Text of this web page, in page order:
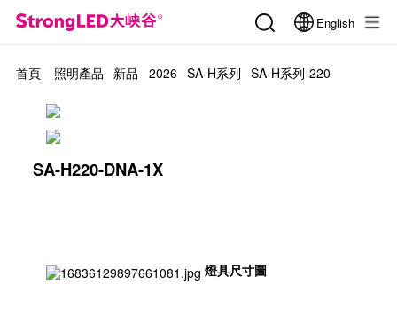
English
首頁 照明產品 新品 2026 SA-H系列 SA-H系列-220
SA-H220-DNA-1X
燈具尺寸圖